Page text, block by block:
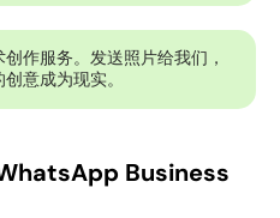
作服务。发送照片给我们，
意成为现实。
Business